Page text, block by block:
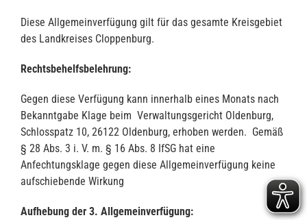
Diese Allgemeinverfügung gilt für das gesamte Kreisgebiet
des Landkreises Cloppenburg.
Rechtsbehelfsbelehrung:
Gegen diese Verfügung kann innerhalb eines Monats nach
Bekanntgabe Klage beim Verwaltungsgericht Oldenburg,
Schlosspatz 10, 26122 Oldenburg, erhoben werden. Gemäß
§ 28 Abs. 3 i. V. m. § 16 Abs. 8 IfSG hat eine
Anfechtungsklage gegen diese Allgemeinverfügung keine
aufschiebende Wirkung
Aufhebung der 3. Allgemeinverfügung: